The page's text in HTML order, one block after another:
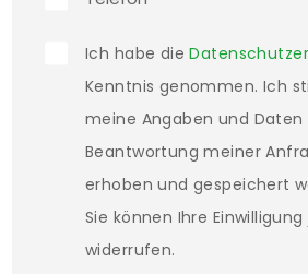
Ich habe die
Kenntnis genommen. Ich
meine Angaben und Daten
Beantwortung meiner
erhoben und gespeichert
Sie können Ihre
widerrufen.